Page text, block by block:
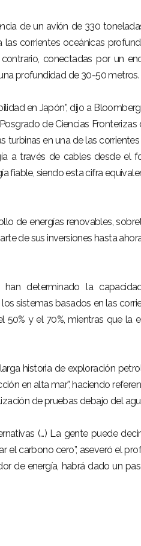
de un avión de 330
corrientes oceánicas
conectadas por un
profundidad de 30-50 metros.
en Japón”, dijo a
de Ciencias Fronterizas
turbinas en una de las
a través de cables desde el
fiable, siendo esta cifra
de energías renovables,
de sus inversiones hasta
determinado la
sistemas basados en las
50% y el 70%, mientras que la
historia de exploración
en alta mar”, haciendo
de pruebas debajo del
(…) La gente puede
carbono cero”, aseveró el
de energía, habrá dado un